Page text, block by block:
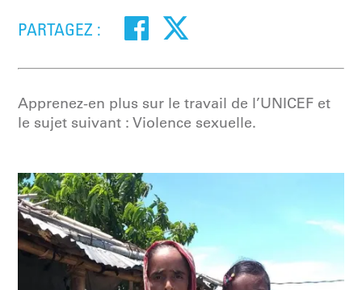
PARTAGEZ :
Apprenez-en plus sur le travail de l’UNICEF et
le sujet suivant : Violence sexuelle.